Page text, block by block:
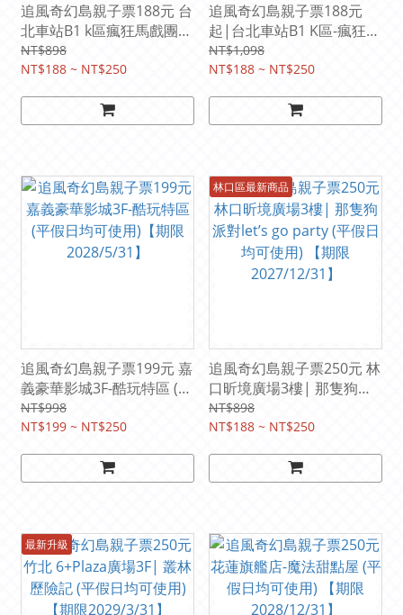
追風奇幻島親子票188元 台
北車站B1 k區瘋狂馬戲團|
(平假日均可使用) 【期限
2028/3/31】
NT$898
NT$188 ~ NT$250
追風奇幻島親子票188元
起|台北車站B1 K區-瘋狂馬
戲團/嘉義豪華影城-酷玩特
區(台中SOGO/台中金典/台
橋/桃園/中壢/竹北/苗栗/嘉
義/台南/高雄/屏東/花蓮)
NT$1,098
NT$188 ~ NT$250
追風奇幻島親子票199元 嘉
義豪華影城3F-酷玩特區 (平
假日均可使用)【期限
2028/5/31】
NT$998
NT$199 ~ NT$250
林口區最新商品
追風奇幻島親子票250元 林
口昕境廣場3樓| 那隻狗派
對let’s go party (平假日均
可使用) 【期限
NT$898
NT$188 ~ NT$250
最新升級